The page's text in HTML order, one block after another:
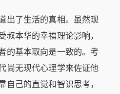
出了生活的真相。虽然现
叔本华的幸福理论影响，
的基本取向是一致的。考
尚无现代心理学来佐证他
自己的直觉和智识思考，